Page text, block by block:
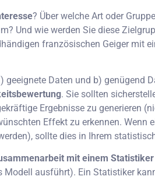
? Über welche Art oder
Und wie werden Sie diese
französischen Geiger mit
geeignete Daten und b)
. Sie sollten
Ergebnisse zu generieren
Effekt zu erkennen.
sollte dies in Ihrem
mit einem Statistiker
ausführt). Ein Statistiker